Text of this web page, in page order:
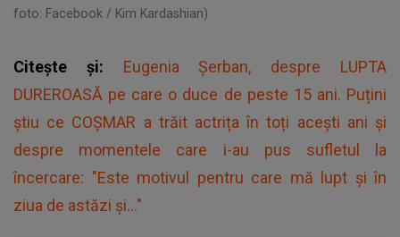
foto: Facebook / Kim Kardashian)
Citește și: Eugenia Șerban, despre LUPTA
DUREROASĂ pe care o duce de peste 15 ani. Puțini
știu ce COȘMAR a trăit actrița în toți acești ani și
despre momentele care i-au pus sufletul la
încercare: "Este motivul pentru care mă lupt și în
ziua de astăzi și..."